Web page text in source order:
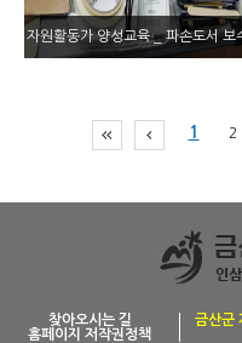
자원활동가 양성교육 _ 파손도서 보
1 2
찾아오시는 길 금산군
홈페이지 저작권정책